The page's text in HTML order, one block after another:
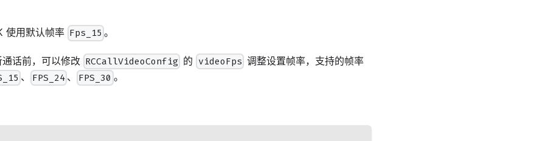
使用默认帧率 Fps_15 。
话前，可以修改 RCCallVideoConfig 的 videoFps 调整设置帧率，支持的帧率
、 FPS_24 、 FPS_30 。